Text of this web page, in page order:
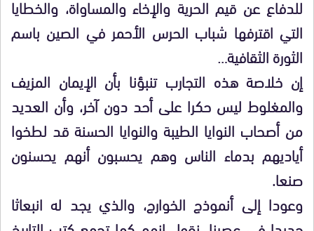
للدفاع عن قيم الحرية والإخاء والمساواة، والخطايا
التي اقترفها شباب الحرس الأحمر في الصين باسم
الثورة الثقافية…
إن خلاصة هذه التجارب تنبؤنا بأن الإيمان المزيف
والمغلوط ليس حكرا على أحد دون آخر، وأن العديد
من أصحاب النوايا الطيبة والنوايا الحسنة قد لطخوا
أياديهم بدماء الناس وهم يحسبون أنهم يحسنون
صنعا.
وعودا إلى أنموذج الخوارج، والذي يجد له انبعاثا